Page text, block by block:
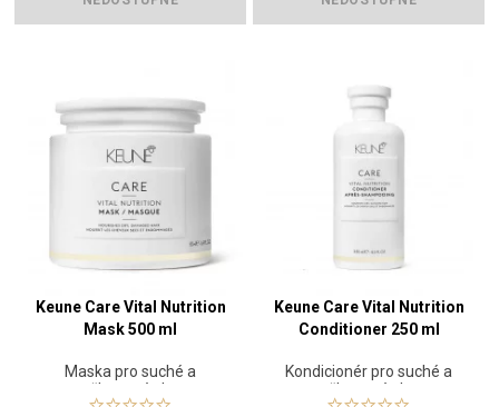
Keune Care Vital Nutrition
Mask 500 ml
Maska pro suché a
poškozené vlasy
Keune Care Vital Nutrition
Conditioner 250 ml
Kondicionér pro suché a
poškozené vlasy